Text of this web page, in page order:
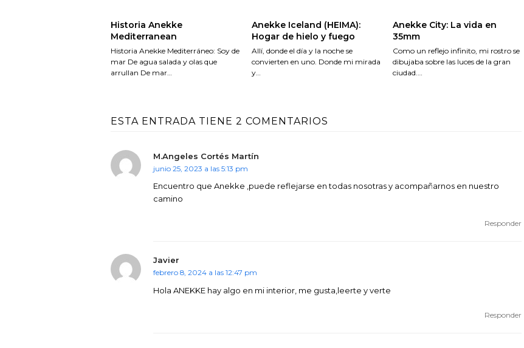
Historia Anekke
Mediterranean
Historia Anekke Mediterráneo: Soy de
mar De agua salada y olas que
arrullan De mar…
Anekke Iceland (HEIMA):
Hogar de hielo y fuego
Allí, donde el día y la noche se
convierten en uno. Donde mi mirada
y…
Anekke City: La vida en
35mm
Como un reflejo infinito, mi rostro se
dibujaba sobre las luces de la gran
ciudad.…
ESTA ENTRADA TIENE 2 COMENTARIOS
M.Angeles Cortés Martín
junio 25, 2023 a las 5:13 pm
Encuentro que Anekke ,puede reflejarse en todas nosotras y acompañarnos en nuestro
camino
Responder
Javier
febrero 8, 2024 a las 12:47 pm
Hola ANEKKE hay algo en mi interior, me gusta,leerte y verte
Responder